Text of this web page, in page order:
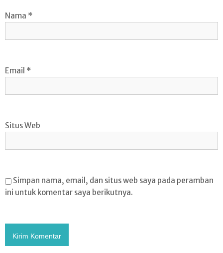
Nama *
Email *
Situs Web
Simpan nama, email, dan situs web saya pada peramban
ini untuk komentar saya berikutnya.